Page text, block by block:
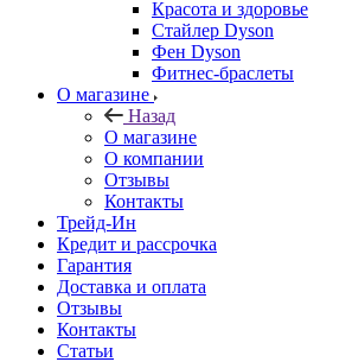
Красота и здоровье
Стайлер Dyson
Фен Dyson
Фитнес-браслеты
О магазине
Назад
О магазине
О компании
Отзывы
Контакты
Трейд-Ин
Кредит и рассрочка
Гарантия
Доставка и оплата
Отзывы
Контакты
Статьи